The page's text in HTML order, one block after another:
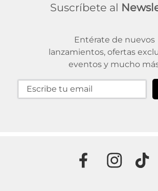
Suscríbete al
Entérate de nuevos
lanzamientos, ofertas
eventos y mucho